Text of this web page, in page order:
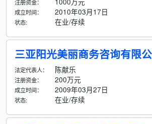
注册资金：
成立时间： 2010年03月17日
状态: 在业/存续
三亚阳光美丽商务咨询有限
法定代表人： 陈献乐
注册资金： 200万元
成立时间： 2009年03月27日
状态: 在业/存续